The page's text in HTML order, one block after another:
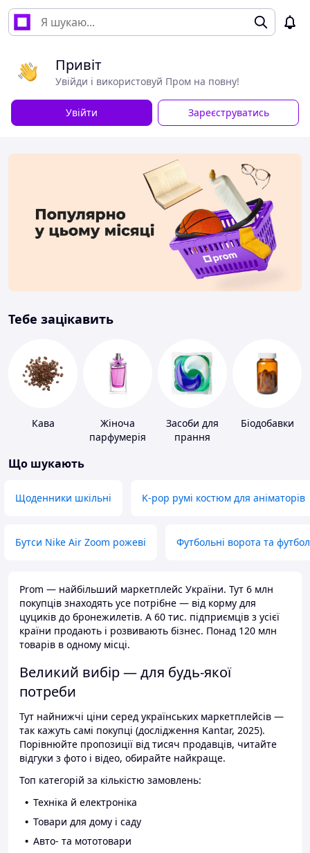
Привіт
Увійди і використовуй Пром на повну!
Увійти Зареєструватись
Тебе зацікавить
Кава
Жіноча
парфумерія
Засоби для
прання
Біодобавки
Що шукають
Щоденники шкільні K-pop румі костюм для аніматорів
Бутси Nike Air Zoom рожеві Футбольні ворота та
Prom — найбільший маркетплейс України. Тут 6 млн
покупців знаходять усе потрібне — від корму для
цуциків до бронежилетів. А 60 тис. підприємців з усієї
країни продають і розвивають бізнес. Понад 120 млн
товарів в одному місці.
Великий вибір — для будь-якої
потреби
Тут найнижчі ціни серед українських маркетплейсів —
так кажуть самі покупці (дослідження Kantar, 2025).
Порівнюйте пропозиції від тисяч продавців, читайте
відгуки з фото і відео, обирайте найкраще.
Топ категорій за кількістю замовлень:
Техніка й електроніка
Товари для дому і саду
Авто- та мототовари